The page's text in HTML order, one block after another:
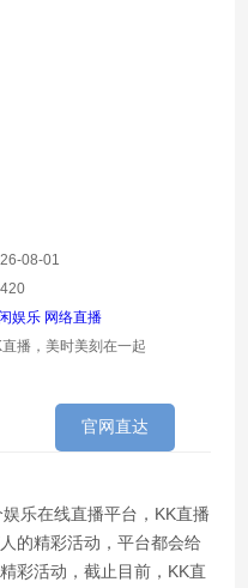
08-01
娱乐 网络直播
播，美时美刻在一起
官网直达
乐在线直播平台，KK直播
的精彩活动，平台都会给
彩活动，截止目前，KK直